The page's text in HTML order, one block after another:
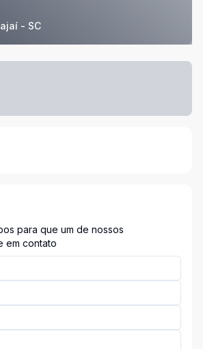
- SC
para que um de nossos
em contato